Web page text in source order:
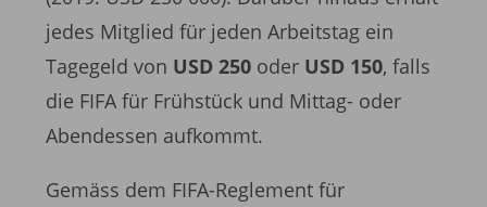
jedes Mitglied für jeden Arbeitstag ein
Tagegeld von USD 250 oder USD 150, falls
die FIFA für Frühstück und Mittag- oder
Abendessen aufkommt.
Gemäss dem FIFA-Reglement für